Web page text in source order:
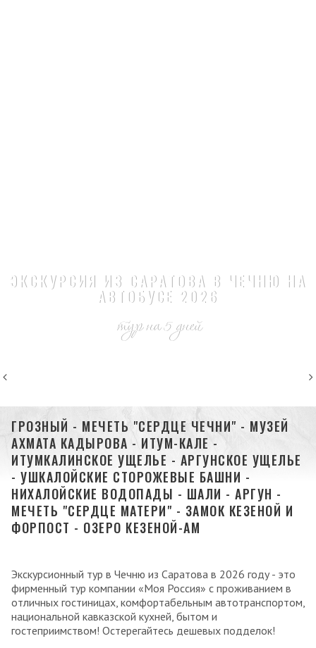
ЭКСКУРСИЯ ИЗ САРАТОВА В ЧЕЧНЮ НА
АВТОБУСЕ 2026
тур на 5 дней
ГРОЗНЫЙ - МЕЧЕТЬ "СЕРДЦЕ ЧЕЧНИ" - МУЗЕЙ
АХМАТА КАДЫРОВА - ИТУМ-КАЛЕ -
ИТУМКАЛИНСКОЕ УЩЕЛЬЕ - АРГУНСКОЕ УЩЕЛЬЕ
- УШКАЛОЙСКИЕ СТОРОЖЕВЫЕ БАШНИ -
НИХАЛОЙСКИЕ ВОДОПАДЫ - ШАЛИ - АРГУН -
МЕЧЕТЬ "СЕРДЦЕ МАТЕРИ" - ЗАМОК КЕЗЕНОЙ И
ФОРПОСТ - ОЗЕРО КЕЗЕНОЙ-АМ
Экскурсионный тур в Чечню из Саратова в 2026 году - это
фирменный тур компании «Моя Россия» с проживанием в
отличных гостиницах, комфортабельным автотранспортом,
национальной кавказской кухней, бытом и
гостеприимством! Остерегайтесь дешевых подделок!